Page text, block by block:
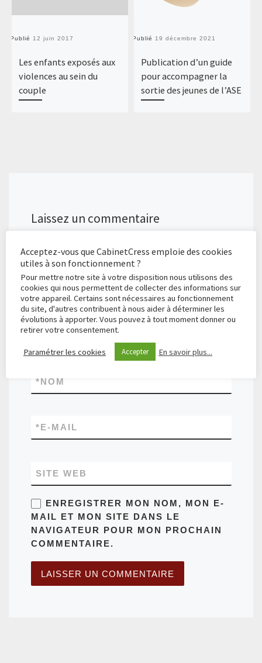
Publié 12 juin 2017
Les enfants exposés aux
violences au sein du
couple
Publié 19 décembre 2021
Publication d’un guide
pour accompagner la
sortie des jeunes de l’ASE
Laissez un commentaire
obligatoires sont indiqués avec*
COMMENTAIRE
*
NOM
*
E-MAIL
*
SITE WEB
ENREGISTRER MON NOM, MON E-
MAIL ET MON SITE DANS LE
NAVIGATEUR POUR MON PROCHAIN
COMMENTAIRE.
Acceptez-vous que CabinetCress emploie des cookies
utiles à son fonctionnement ?
Pour mettre notre site à votre disposition nous utilisons des
cookies qui nous permettent de collecter des informations sur
votre appareil. Certains sont nécessaires au fonctionnement
du site, d'autres contribuent à nous aider à déterminer les
évolutions à apporter. Vous pouvez à tout moment donner ou
retirer votre consentement.
Paramétrer les cookies Accepter En savoir plus...